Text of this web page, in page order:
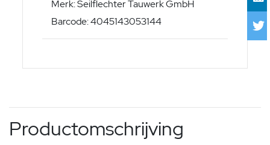
Merk: Seilflechter Tauwerk GmbH
Barcode: 4045143053144
Productomschrijving